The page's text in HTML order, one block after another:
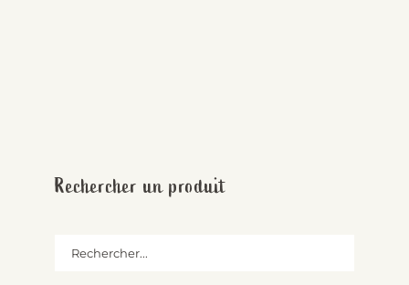
Rechercher un produit